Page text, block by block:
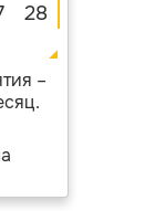
28
–